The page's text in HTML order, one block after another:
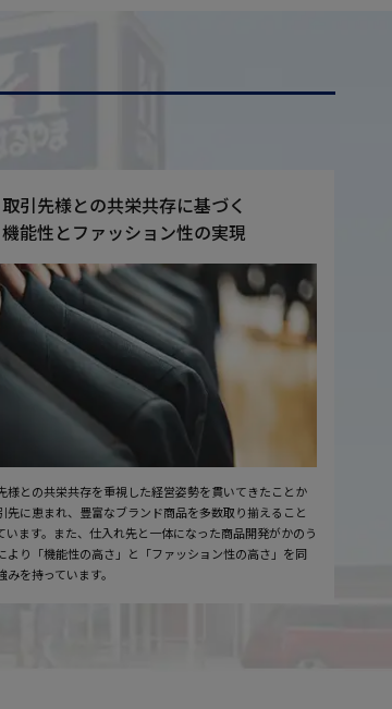
取引先様との共栄共存に基づく
機能性とファッション性の実現
様との共栄共存を重視した経営姿勢を貫いてきたことか
先に恵まれ、豊富なブランド商品を多数取り揃えること
います。また、仕入れ先と一体になった商品開発がかのう
より「機能性の高さ」と「ファッション性の高さ」を同
を持っています。